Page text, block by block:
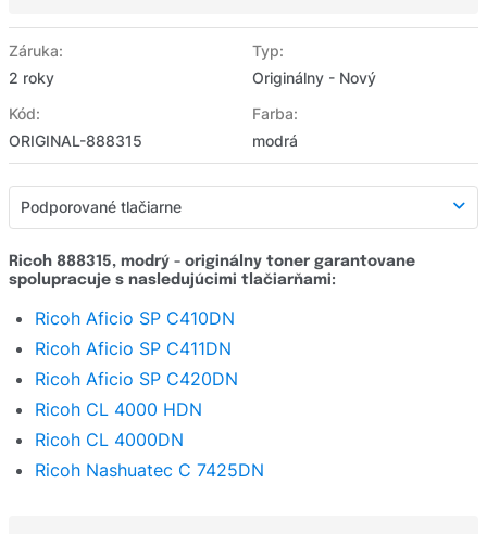
Záruka:
2 roky
Typ:
Originálny - Nový
Kód:
ORIGINAL-888315
Farba:
modrá
Podporované tlačiarne
Detailný popis
Hodnotenie e-shopu
Opýtať sa
Ricoh 888315, modrý - originálny toner garantovane
spolupracuje s nasledujúcimi tlačiarňami:
Ricoh Aficio SP C410DN
Ricoh Aficio SP C411DN
Ricoh Aficio SP C420DN
Ricoh CL 4000 HDN
Ricoh CL 4000DN
Ricoh Nashuatec C 7425DN